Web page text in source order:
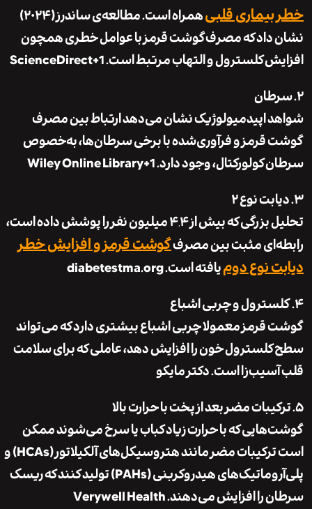
قلبی
همراه است. مطالعه‌ی ساندرز (۲۰۲۴)
داد که مصرف گوشت قرمز با عوامل خطری همچون
کلسترول و التهاب مرتبط است. ScienceDirect+1
اپیدمیولوژیک نشان می‌دهد ارتباط بین مصرف
قرمز و فرآوری‌شده با برخی سرطان‌ها، به‌خصوص
کولورکتال، وجود دارد. Wiley Online Library+1
نوع ۲
تحلیل بزرگی که بیش از ۴٫۴ میلیون نفر را پوشش داده است،
مثبت بین مصرفگوشت قرمز و افزایش خطر
نوع دومیافته است.diabetestma.org
و چربی اشباع
معمولا چربی اشباع بیشتری دارد که می‌تواند
خون را افزایش دهد، عاملی که برای سلامت
است.دکتر مایکو
مضر بعد از پخت با حرارت بالا
که با حرارت زیاد کباب یا سرخ می‌شوند ممکن
است ترکیبات مضر مانند هتروسیکل‌های آلکیلاتور (HCAs) و
پلی‌آروماتیک‌های هیدروکربنی (PAHs) تولید کنند که ریسک
را افزایش می‌دهند.Verywell Health